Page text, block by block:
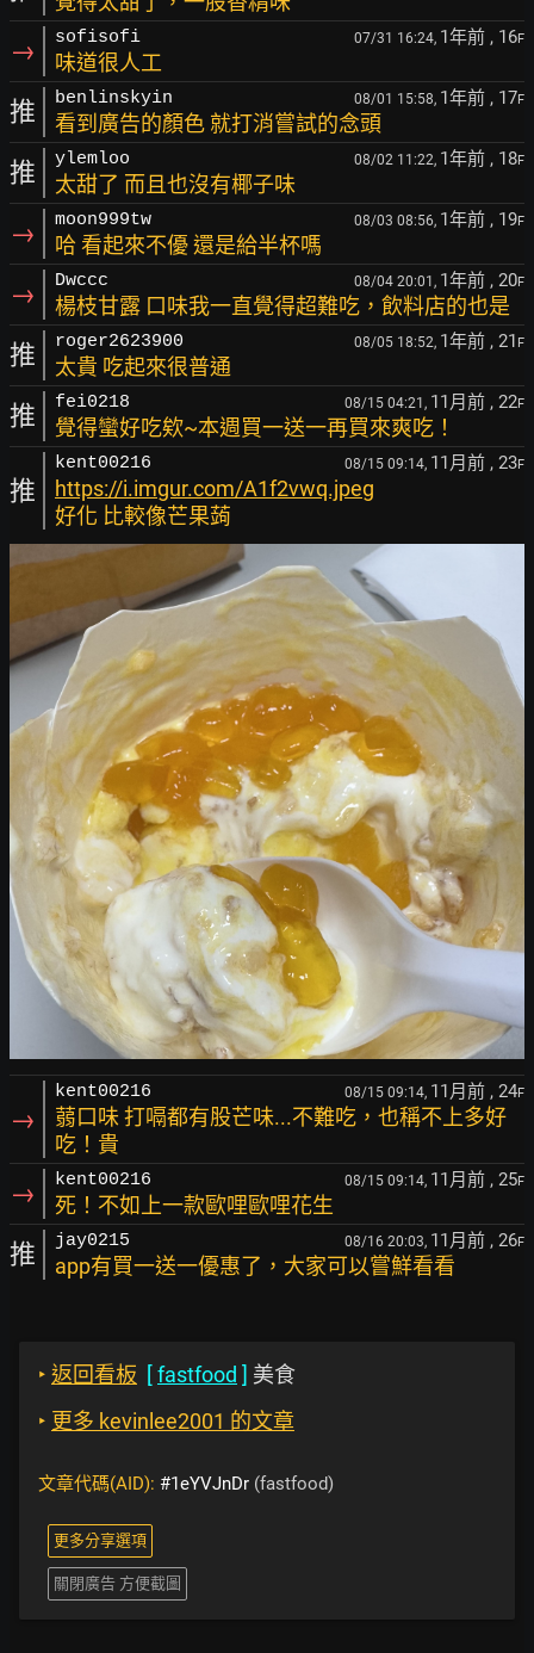
→ sofisofi 07/31 16:24, 1年前 , 16F
味道很人工
推 benlinskyin 08/01 15:58, 1年前 , 17F
看到廣告的顏色 就打消嘗試的念頭
推 ylemloo 08/02 11:22, 1年前 , 18F
太甜了 而且也沒有椰子味
→ moon999tw 08/03 08:56, 1年前 , 19F
哈 看起來不優 還是給半杯嗎
→ Dwccc 08/04 20:01, 1年前 , 20F
楊枝甘露 口味我一直覺得超難吃，飲料店的也是
推 roger2623900 08/05 18:52, 1年前 , 21 F
太貴 吃起來很普通
推 fei0218 08/15 04:21, 11月前 , 22F
覺得蠻好吃欸~本週買一送一再買來爽吃！
推
kent00216 08/15 09:14, 11月前 , 23F
https://i.imgur.com/A1f2vwq.jpeg
好化 比較像芒果蒟
→
kent00216 08/15 09:14, 11月前 , 24F
蒻口味 打嗝都有股芒味...不難吃，也稱不上多好
吃！貴
→ kent00216 08/15 09:14, 11月前 , 25F
死！不如上一款歐哩歐哩花生
推 jay0215 08/16 20:03, 11月前 , 26F
app有買一送一優惠了，大家可以嘗鮮看看
‣ 返回看板 [fastfood ] 美食
‣ 更多 kevinlee2001 的文章
文章代碼(AID): #1eYVJnDr (fastfood)
更多分享選項
關閉廣告 方便截圖